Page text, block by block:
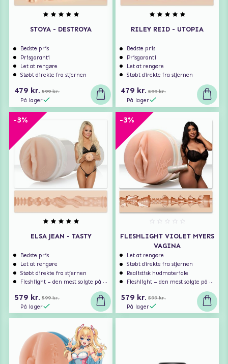
STOYA - DESTROYA
Bedste pris
Prisgaranti
Let at rengøre
Støbt direkte fra stjernen
479 kr. 599 kr.
På lager
RILEY REID - UTOPIA
Bedste pris
Prisgaranti
Let at rengøre
Støbt direkte fra stjernen
479 kr. 599 kr.
På lager
-3%
ELSA JEAN - TASTY
Bedste pris
Let at rengøre
Støbt direkte fra stjernen
Fleshlight – den mest solgte på markedet
579 kr. 599 kr.
På lager
-3%
FLESHLIGHT VIOLET MYERS
VAGINA
Let at rengøre
Støbt direkte fra stjernen
Realistisk hudmateriale
Fleshlight – den mest solgte på markedet
579 kr. 599 kr.
På lager